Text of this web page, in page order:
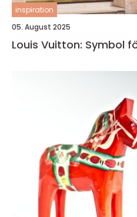
inspiration
05. August 2025
Louis Vuitton: Symbol